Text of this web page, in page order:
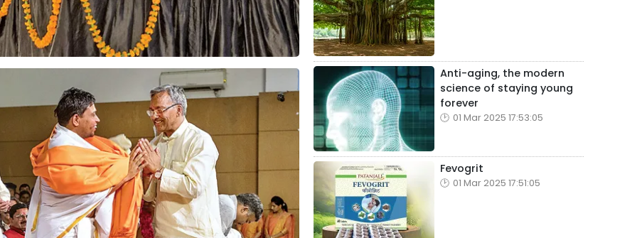
Anti-aging, the modern
science of staying young
forever
01 Mar 2025 17:53:05
Fevogrit
01 Mar 2025 17:51:05